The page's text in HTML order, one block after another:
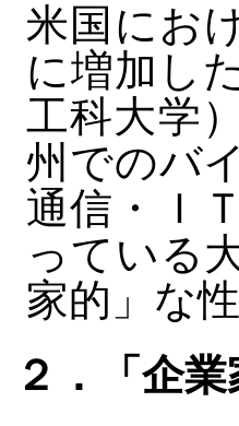
米国にお
に増加し
工科大学
州でのバ
通信・Ｉ
っている
家的」な
２．「企